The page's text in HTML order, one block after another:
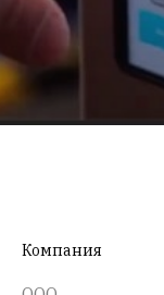
Компания